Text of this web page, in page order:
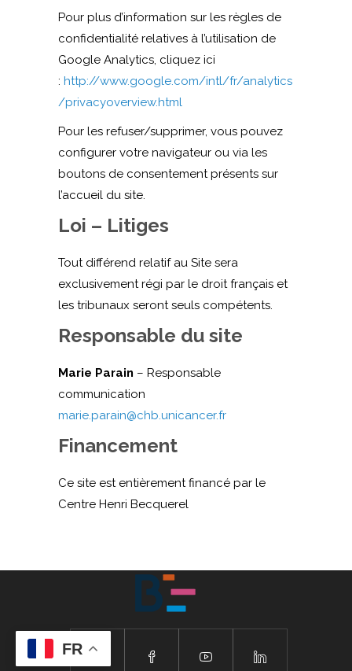
Pour plus d’information sur les règles de
confidentialité relatives à l’utilisation de
Google Analytics, cliquez ici
: http://www.google.com/intl/fr/analytics
/privacyoverview.html
Pour les refuser/supprimer, vous pouvez
configurer votre navigateur ou via les
boutons de consentement présents sur
l’accueil du site.
Loi – Litiges
Tout différend relatif au Site sera
exclusivement régi par le droit français et
les tribunaux seront seuls compétents.
Responsable du site
Marie Parain – Responsable
communication
marie.parain@chb.unicancer.fr
Financement
Ce site est entièrement financé par le
Centre Henri Becquerel
FR